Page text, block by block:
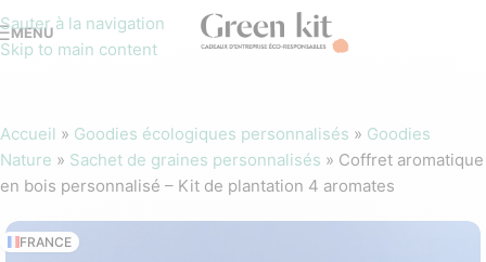
Sauter à la navigation
Skip to main content
MENU
Accueil » Goodies écologiques personnalisés » Goodies
Nature » Sachet de graines personnalisés » Coffret aromatique
en bois personnalisé – Kit de plantation 4 aromates
FRANCE